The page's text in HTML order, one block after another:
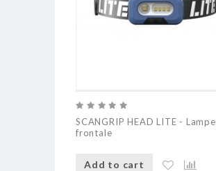
SCANGRIP HEAD LITE - Lampe
frontale
Add to cart